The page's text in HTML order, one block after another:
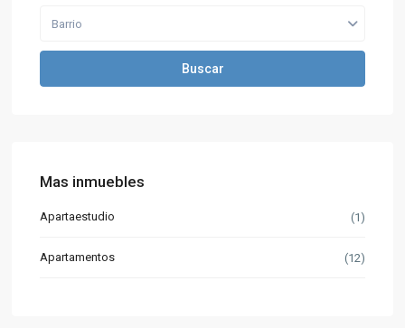
Barrio
Buscar
Mas inmuebles
Apartaestudio (1)
Apartamentos (12)